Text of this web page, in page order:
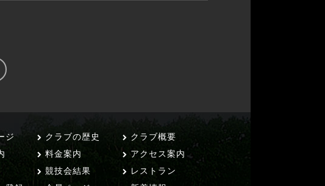
ジ
クラブの歴史
料金案内
競技会結果
クラブ概要
アクセス案内
レストラン